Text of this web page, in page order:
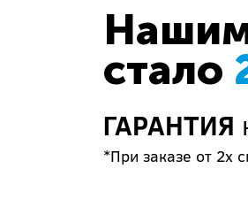
стало
ГАРАНТИЯ
*При заказе от 2х